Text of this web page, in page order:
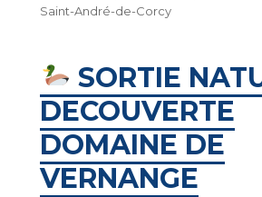
Saint-André-de-Corcy
SORTIE
DECOUVERTE
DOMAINE DE
VERNANGE